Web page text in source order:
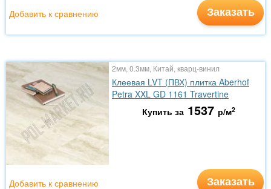
Заказать
Добавить к сравнению
2мм, 0.3мм, Китай, кварц-винил
Клеевая LVT (ПВХ) плитка Aberhof
Petra XXL GD 1161 Travertine
Купить за 1537 р/м2
Заказать
Добавить к сравнению